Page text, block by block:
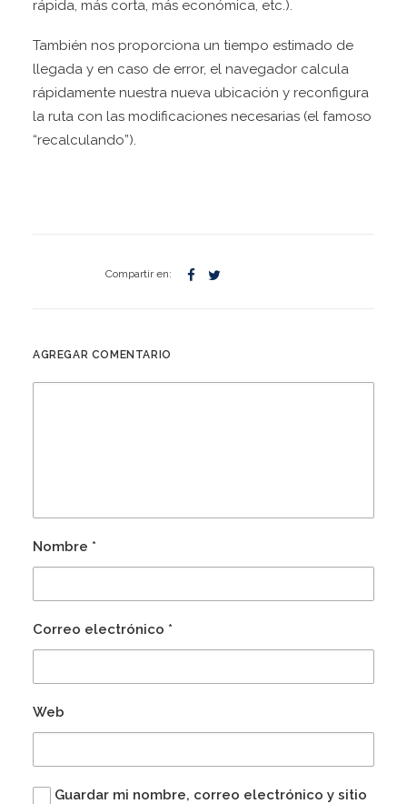
rápida, más corta, más económica, etc.).
También nos proporciona un tiempo estimado de
llegada y en caso de error, el navegador calcula
rápidamente nuestra nueva ubicación y reconfigura
la ruta con las modificaciones necesarias (el famoso
“recalculando”).
AGREGAR COMENTARIO
Nombre *
Correo electrónico *
Web
Guardar mi nombre, correo electrónico y sitio